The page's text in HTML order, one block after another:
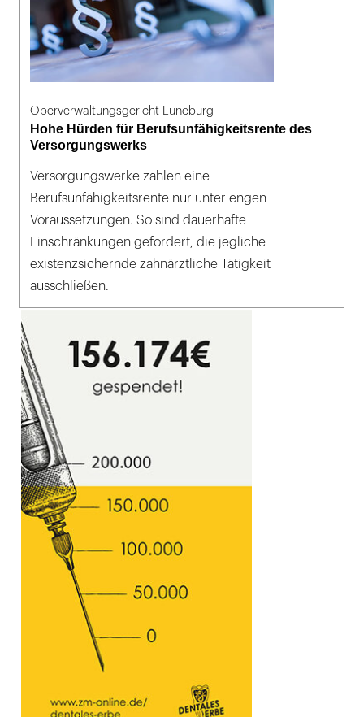
Oberverwaltungsgericht Lüneburg
Hohe Hürden für Berufsunfähigkeitsrente des
Versorgungswerks
Versorgungswerke zahlen eine
Berufsunfähigkeitsrente nur unter engen
Voraussetzungen. So sind dauerhafte
Einschränkungen gefordert, die jegliche
existenzsichernde zahnärztliche Tätigkeit
ausschließen.